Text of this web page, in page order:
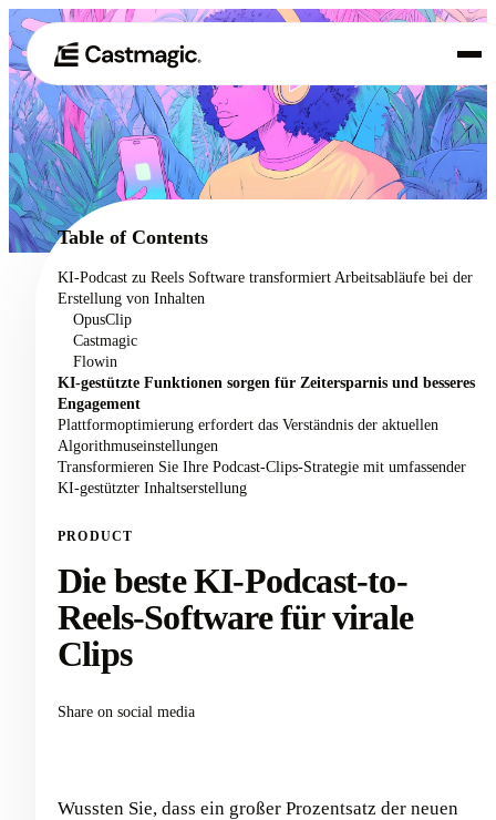
01 Produkt
02 Anwendungsfälle
Preisgestaltung
Über uns
Table of Contents
KI-Podcast zu Reels Software transformiert Arbeitsabläufe bei der
Erstellung von Inhalten
OpusClip
Castmagic
Flowin
KI-gestützte Funktionen sorgen für Zeitersparnis und besseres
Engagement
Plattformoptimierung erfordert das Verständnis der aktuellen
Algorithmuseinstellungen
Transformieren Sie Ihre Podcast-Clips-Strategie mit umfassender
KI-gestützter Inhaltserstellung
PRODUCT
Die beste KI-Podcast-to-
Reels-Software für virale
Clips
Share on social media
Wussten Sie, dass ein großer Prozentsatz der neuen